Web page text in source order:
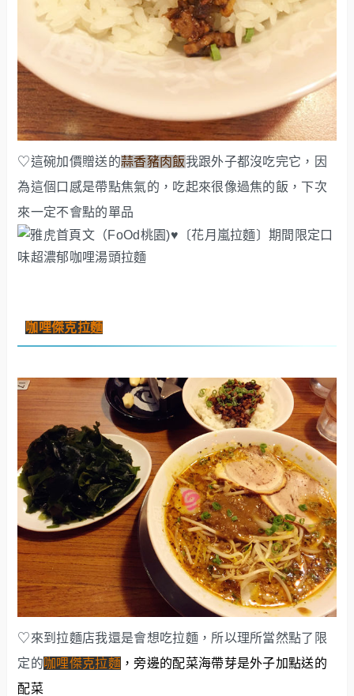
♡這碗加價贈送的蒜香豬肉飯我跟外子都沒吃完它，因
為這個口感是帶點焦氣的，吃起來很像過焦的飯，下次
來一定不會點的單品
咖哩傑克拉麵
♡來到拉麵店我還是會想吃拉麵，所以理所當然點了限
定的咖哩傑克拉麵 ，旁邊的配菜海帶芽是外子加點送的
配菜